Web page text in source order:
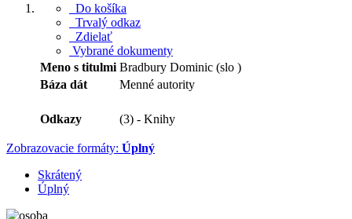
Do košíka
Trvalý odkaz
Zdielať
Vybrané dokumenty
Meno s titulmi Bradbury Dominic (slo )
Báza dát
Menné autority
Odkazy (3) - Knihy
Zobrazovacie formáty: Úplný
Skrátený
Úplný